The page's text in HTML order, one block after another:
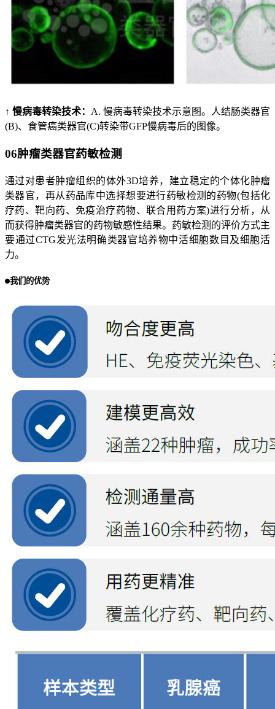
↑ 慢病毒转染技术： A. 慢病毒转染技术示意图。人结肠类器官
(B)、食管癌类器官(C)转染带GFP慢病毒后的图像。
06肿瘤类器官药敏检测
通过对患者肿瘤组织的体外3D培养，建立稳定的个体化肿瘤
类器官，再从药品库中选择想要进行药敏检测的药物(包括化
疗药、靶向药、免疫治疗药物、联合用药方案)进行分析，从
而获得肿瘤类器官的药物敏感性结果。药敏检测的评价方式主
要通过CTG发光法明确类器官培养物中活细胞数目及细胞活
力。
我们的优势